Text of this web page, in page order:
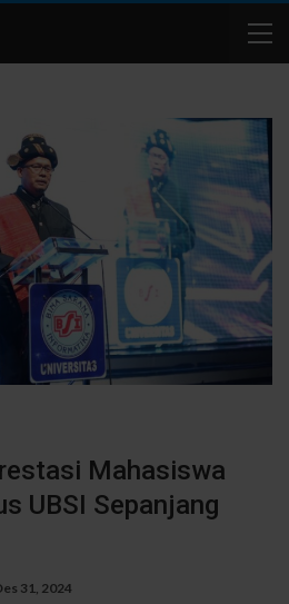
Mahasiswa
UBSI Sepanjang
31, 2024